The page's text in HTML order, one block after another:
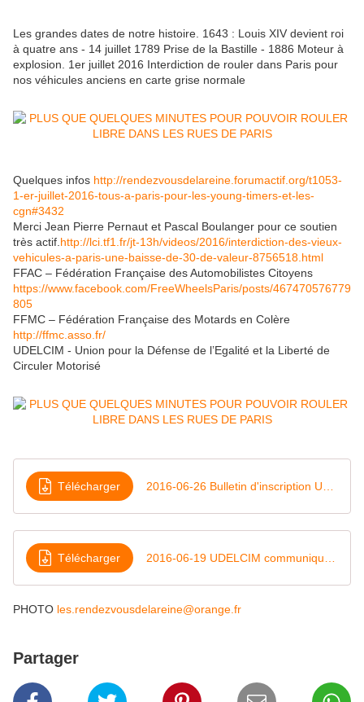
Les grandes dates de notre histoire. 1643 : Louis XIV devient roi
à quatre ans - 14 juillet 1789 Prise de la Bastille - 1886 Moteur à
explosion. 1er juillet 2016 Interdiction de rouler dans Paris pour
nos véhicules anciens en carte grise normale
Quelques infos http://rendezvousdelareine.forumactif.org/t1053-
1-er-juillet-2016-tous-a-paris-pour-les-young-timers-et-les-
cgn#3432
Merci Jean Pierre Pernaut et Pascal Boulanger pour ce soutien
très actif. http://lci.tf1.fr/jt-13h/videos/2016/interdiction-des-vieux-
vehicules-a-paris-une-baisse-de-30-de-valeur-8756518.html
FFAC – Fédération Française des Automobilistes Citoyens
https://www.facebook.com/FreeWheelsParis/posts/467470576779
805
FFMC – Fédération Française des Motards en Colère
http://ffmc.asso.fr/
UDELCIM - Union pour la Défense de l’Egalité et la Liberté de
Circuler Motorisé
Télécharger
Télécharger
PHOTO les.rendezvousdelareine@orange.fr
Partager